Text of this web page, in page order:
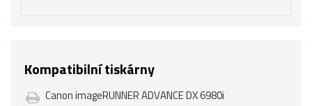
Kompatibilní tiskárny
Canon imageRUNNER ADVANCE DX 6980i